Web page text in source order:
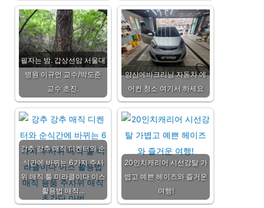
필자는 밤. 갑상선암 서울대
병원 이규언 교수/박도준
교수 초진.
양산에바크리닝 자동차 에
어컨 청소 여기서 하세요
강추 강추 매직 디켄터와 순
식간에 바뀌는 6가지 주사
위 매직 툴 미라클이다 이스
활용법 매직…
20인치캐리어 시선강탈 가
볍고 예쁜 헤이즈와 즐거운
여행!